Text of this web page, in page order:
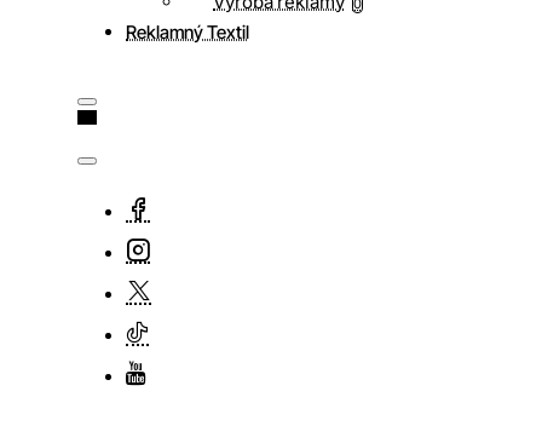
0
Reklamný Textil